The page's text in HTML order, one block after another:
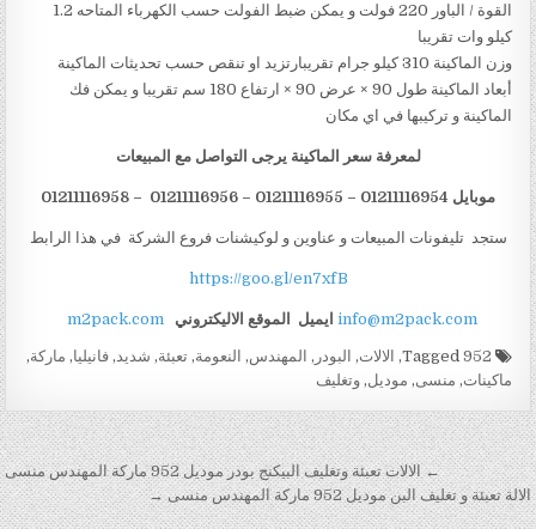
القوة / الباور 220 فولت و يمكن ضبط الفولت حسب الكهرباء المتاحه 1.2
كيلو وات تقريبا
وزن الماكينة 310 كيلو جرام تقريبارتزيد او تنقص حسب تحديثات الماكينة
أبعاد الماكينة طول 90 × عرض 90 × ارتفاع 180 سم تقريبا و يمكن فك
الماكينة و تركيبها في اي مكان
لمعرفة سعر الماكينة يرجى التواصل مع المبيعات
موبايل 01211116954 – 01211116955 – 01211116956 – 01211116958
ستجد تليفونات المبيعات و عناوين و لوكيشنات فروع الشركة في هذا الرابط
https://goo.gl/en7xfB
info@m2pack.com ايميل الموقع الاليكتروني m2pack.com
952
, الالات, البودر , المهندس, النعومة,تعبئة, شديد,فانيليا, ماركة,
ماكينات, منسى, موديل,وتغليف
تصفّح المقالات
← الالات تعبئة وتغليف البيكنج بودر موديل 952 ماركة المهندس منسى
الالة تعبئة و تغليف البن موديل 952 ماركة المهندس منسى →